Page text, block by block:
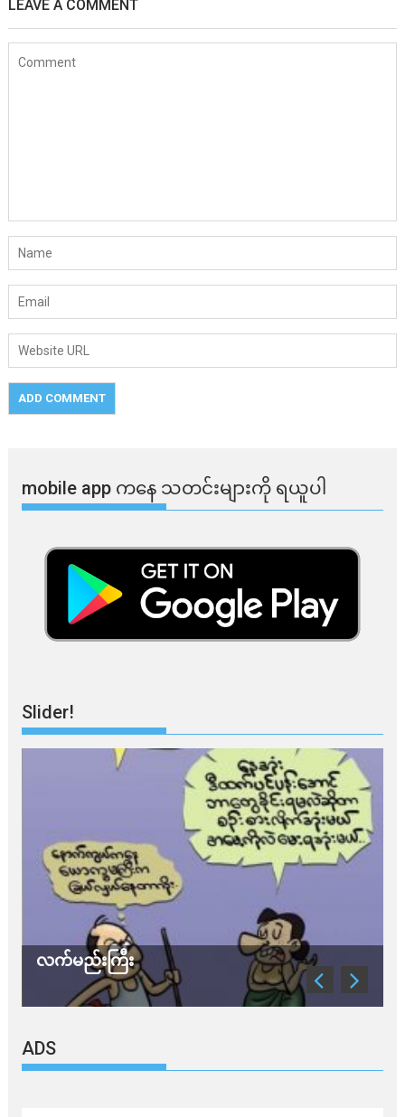
LEAVE A COMMENT
mobile app ​​ကနေ ​​သတင်းများကို ရယူပါ
Slider!
လက်မည်းကြီး
ADS